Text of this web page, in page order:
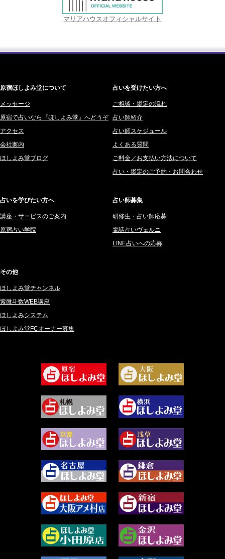
マリアハウスオフィシャルサイト
原宿ほしよみ堂について
メッセージ
原宿で占いなら『ほしよみ堂』へどうぞ
アクセス
会社案内
ほしよみ堂ブログ
占いを受けたい方へ
ご相談・鑑定の流れ
占い師紹介
占い師スケジュール
よくある質問
ご料金／お支払い方法について
占い・鑑定のご予約・お問合わせ
占いを学びたい方へ
講座・サービスのご案内
原宿占い学院
占い師募集
研修生・占い師応募
電話占いヴェルニ
LINE占いへの応募
その他
ほしよみ堂チャンネル
紫微斗数WEB講座
ほしよみシステム
ほしよみ堂FCオーナー募集